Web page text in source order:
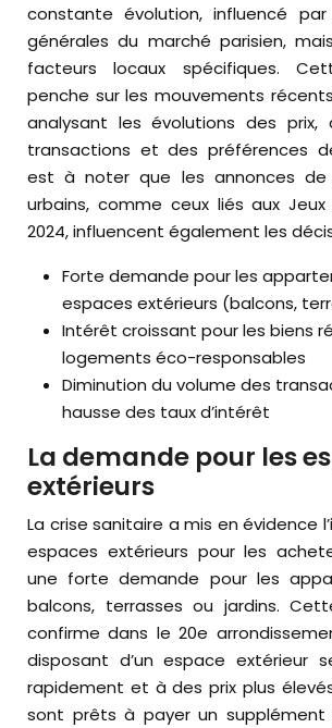
constante évolution, influencé
générales du marché parisien,
facteurs locaux spécifiques.
penche sur les mouvements
analysant les évolutions des prix,
transactions et des préférences
est à noter que les annonces de
urbains, comme ceux liés aux
2024, influencent également les
Forte demande pour les
espaces extérieurs (balcons,
Intérêt croissant pour les biens
logements éco-responsables
Diminution du volume des
hausse des taux d’intérêt
La demande pour les
extérieurs
La crise sanitaire a mis en évidence
espaces extérieurs pour les
une forte demande pour les
balcons, terrasses ou jardins.
confirme dans le 20e
disposant d’un espace extérieur
rapidement et à des prix plus
sont prêts à payer un supplément